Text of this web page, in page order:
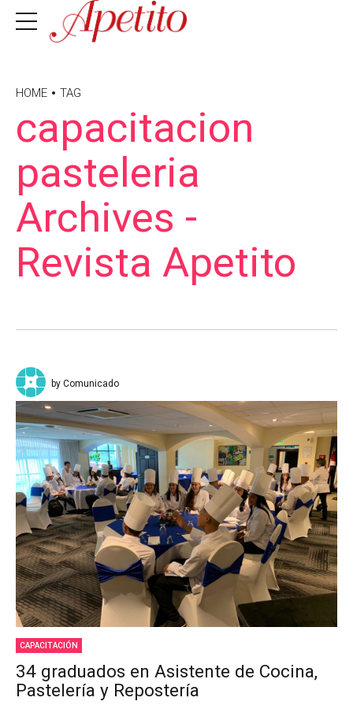
HOME TAG
capacitacion
pasteleria
Archives -
Revista Apetito
by Comunicado
CAPACITACIÓN
34 graduados en Asistente de Cocina,
Pastelería y Repostería